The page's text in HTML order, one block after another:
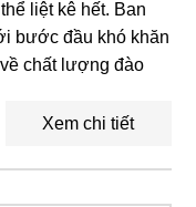
liệt kê hết. Ban
bước đầu khó khăn
chất lượng đào
Xem chi tiết